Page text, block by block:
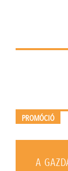
PROMÓCIÓ
A